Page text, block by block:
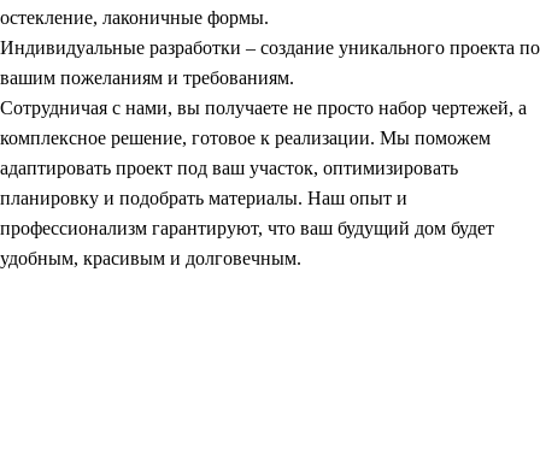
остекление, лаконичные формы.
Индивидуальные разработки – создание уникального проекта по
вашим пожеланиям и требованиям.
Сотрудничая с нами, вы получаете не просто набор чертежей, а
комплексное решение, готовое к реализации. Мы поможем
адаптировать проект под ваш участок, оптимизировать
планировку и подобрать материалы. Наш опыт и
профессионализм гарантируют, что ваш будущий дом будет
удобным, красивым и долговечным.